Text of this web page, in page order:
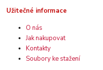
Užitečné informace
O nás
Jak nakupovat
Kontakty
Soubory ke stažení